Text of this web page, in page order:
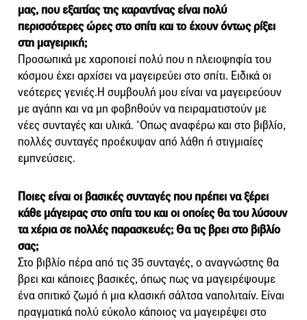
μας, που εξαιτίας της καραντίνας είναι πολύ
περισσότερες ώρες στο σπίτι και το έχουν όντως ρίξει
στη μαγειρική;
Προσωπικά με χαροποιεί πολύ που η πλειοψηφία του
κόσμου έχει αρχίσει να μαγειρεύει στο σπίτι. Ειδικά οι
νεότερες γενιές.Η συμβουλή μου είναι να μαγειρεύουν
με αγάπη και να μη φοβηθούν να πειραματιστούν με
νέες συνταγές και υλικά. ‘Οπως αναφέρω και στο βιβλίο,
πολλές συνταγές προέκυψαν από λάθη ή στιγμιαίες
εμπνεύσεις.
Ποιες είναι οι βασικές συνταγές που πρέπει να ξέρει
κάθε μάγειρας στο σπίτι του και οι οποίες θα του λύσουν
τα χέρια σε πολλές παρασκευές; Θα τις βρει στο βιβλίο
σας;
Στο βιβλίο πέρα από τις 35 συνταγές, ο αναγνώστης θα
βρει και κάποιες βασικές, όπως πως να μαγειρέψουμε
ένα σπιτικό ζωμό ή μια κλασική σάλτσα ναπολιταίν. Είναι
πραγματικά πολύ εύκολο κάποιος να μαγειρέψει στο